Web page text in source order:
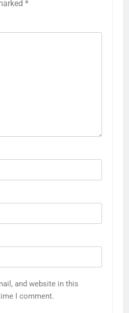
*
and website in this
I comment.